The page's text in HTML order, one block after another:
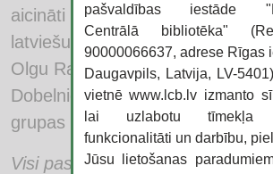
aicināti Vienības laukumā uz
latviešu
grupas “Eolika”
Olgu Rajecku, Ilonu Stepanovu,
Dobelnieku un Viktoru Zemgalu
grupas repertuāra populārākās
Visi pasākumi ir bez ieejas
pašvaldības iestāde
Centrālā bibliotēka"
90000066637, adrese Rīgas
Daugavpils, Latvija, LV-
vietnē www.lcb.lv izmanto
lai uzlabotu tīmekļa
funkcionalitāti un darbību,
Jūsu lietošanas